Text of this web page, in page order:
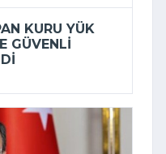
KURU YÜK
GÜVENLI